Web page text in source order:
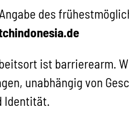
des
ist barrierearm.
unabhängig von
Identität.